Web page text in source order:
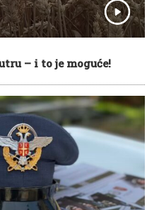
– i to je moguće!